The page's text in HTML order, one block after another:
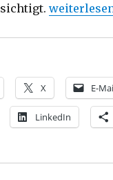
X E-
LinkedIn